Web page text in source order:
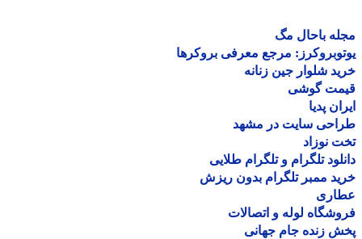
باحال مگ
مرجع معرفی بروکرها
شلوار جین زنانه
گوشی
پدیا
سایت در مشهد
نوزاد
تلگرام و تلگرام طلایی
ممبر تلگرام بدون ریزش
لوله و اتصالات
زنده جام جهانی